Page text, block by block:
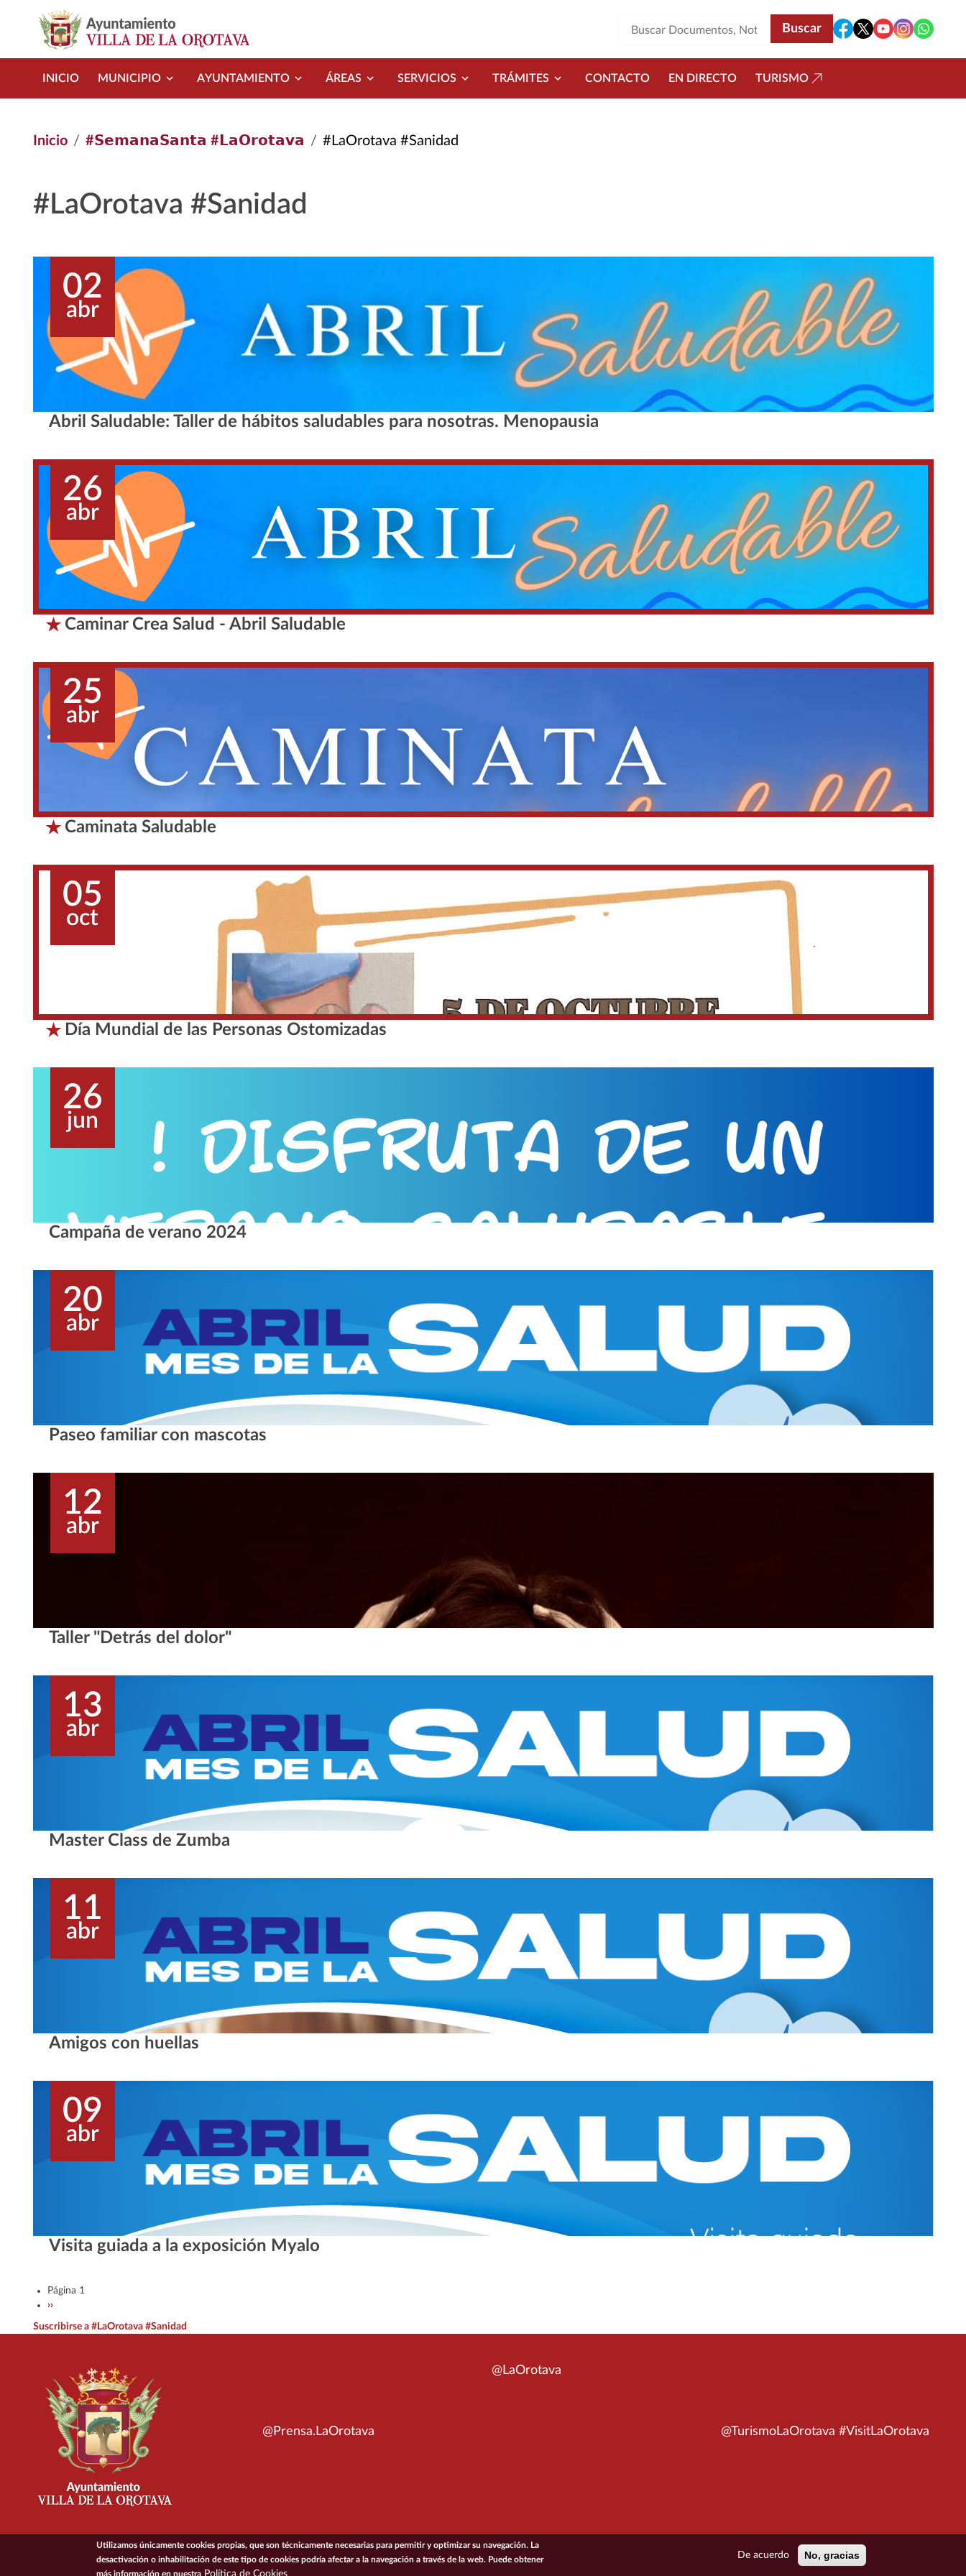
INICIO MUNICIPIO AYUNTAMIENTO ÁREAS SERVICIOS TRÁMITES CONTACTO EN DIRECTO TURISMO
Inicio #𝗦𝗲𝗺𝗮𝗻𝗮𝗦𝗮𝗻𝘁𝗮 #𝗟𝗮𝗢𝗿𝗼𝘁𝗮𝘃𝗮 #LaOrotava #Sanidad
#LaOrotava #Sanidad
02
abr
Abril Saludable: Taller de hábitos saludables para nosotras. Menopausia
26
abr
Caminar Crea Salud - Abril Saludable
25
abr
Caminata Saludable
05
oct
Día Mundial de las Personas Ostomizadas
26
jun
Campaña de verano 2024
20
abr
Paseo familiar con mascotas
12
abr
Taller "Detrás del dolor"
13
abr
Master Class de Zumba
11
abr
Amigos con huellas
09
abr
Visita guiada a la exposición Myalo
Paginación
Página 1
Siguiente página
››
Suscribirse a #LaOrotava #Sanidad
@Prensa.LaOrotava
@LaOrotava
@TurismoLaOrotava #VisitLaOrotava
© 2026 Ayuntamiento de la Villa de La Orotava
Utilizamos únicamente cookies propias, que son técnicamente necesarias para permitir y optimizar su navegación. La
desactivación o inhabilitación de este tipo de cookies podría afectar a la navegación a través de la web. Puede obtener
más información en nuestra Política de Cookies
De acuerdo No, gracias